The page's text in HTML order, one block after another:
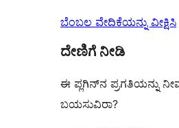
ಬೆಂಬಲ ವೇದಿಕೆಯನ್ನು ವೀಕ್ಷಿಸಿ
ದೇಣಿಗೆ ನೀಡಿ
ಈ ಪ್ಲಗಿನ್‌ನ ಪ್ರಗತಿಯನ್ನು
ಬಯಸುವಿರಾ?